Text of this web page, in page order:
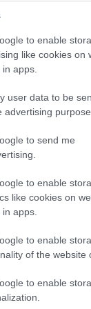
to enable
like cookies on
apps.
user data to be
advertising
to send me
to enable
like cookies on
apps.
to enable
of the website
to enable
στην
υποστήριξη
η Ινδία,
δήλωσε
των